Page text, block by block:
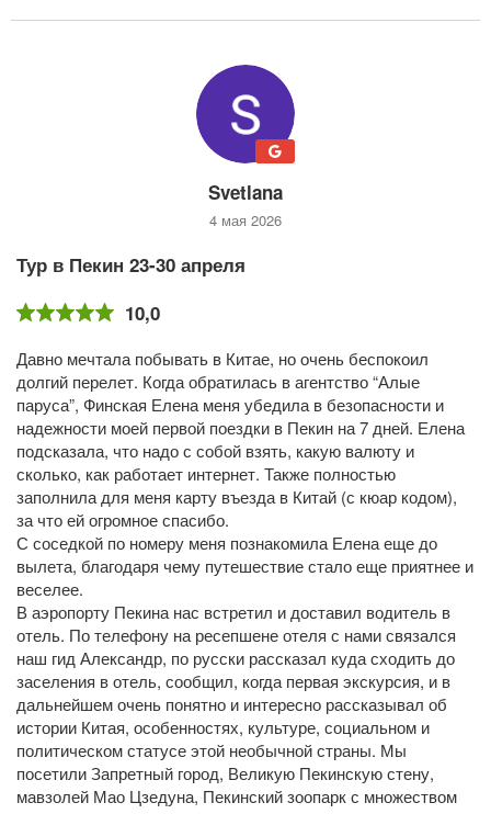
Svetlana
4 мая 2026
Тур в Пекин 23-30 апреля
10,0
Давно мечтала побывать в Китае, но очень беспокоил
долгий перелет. Когда обратилась в агентство “Алые
паруса”, Финская Елена меня убедила в безопасности и
надежности моей первой поездки в Пекин на 7 дней. Елена
подсказала, что надо с собой взять, какую валюту и
сколько, как работает интернет. Также полностью
заполнила для меня карту въезда в Китай (с кюар кодом),
за что ей огромное спасибо.
С соседкой по номеру меня познакомила Елена еще до
вылета, благодаря чему путешествие стало еще приятнее и
веселее.
В аэропорту Пекина нас встретил и доставил водитель в
отель. По телефону на ресепшене отеля с нами связался
наш гид Александр, по русски рассказал куда сходить до
заселения в отель, сообщил, когда первая экскурсия, и в
дальнейшем очень понятно и интересно рассказывал об
истории Китая, особенностях, культуре, социальном и
политическом статусе этой необычной страны. Мы
посетили Запретный город, Великую Пекинскую стену,
мавзолей Мао Цзедуна, Пекинский зоопарк с множеством